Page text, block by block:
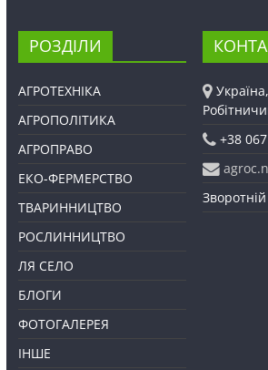
РОЗДІЛИ
АГРОТЕХНІКА
АГРОПОЛІТИКА
АГРОПРАВО
ЕКО-ФЕРМЕРСТВО
ТВАРИННИЦТВО
РОСЛИННИЦТВО
ЛЯ СЕЛО
БЛОГИ
ФОТОГАЛЕРЕЯ
ІНШЕ
+38
Зворотній